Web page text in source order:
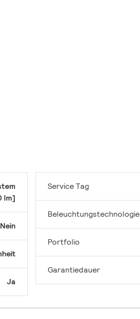
lm]
Nein
Ja
Service Tag
Beleuchtungstechnologie
Portfolio
Garantiedauer